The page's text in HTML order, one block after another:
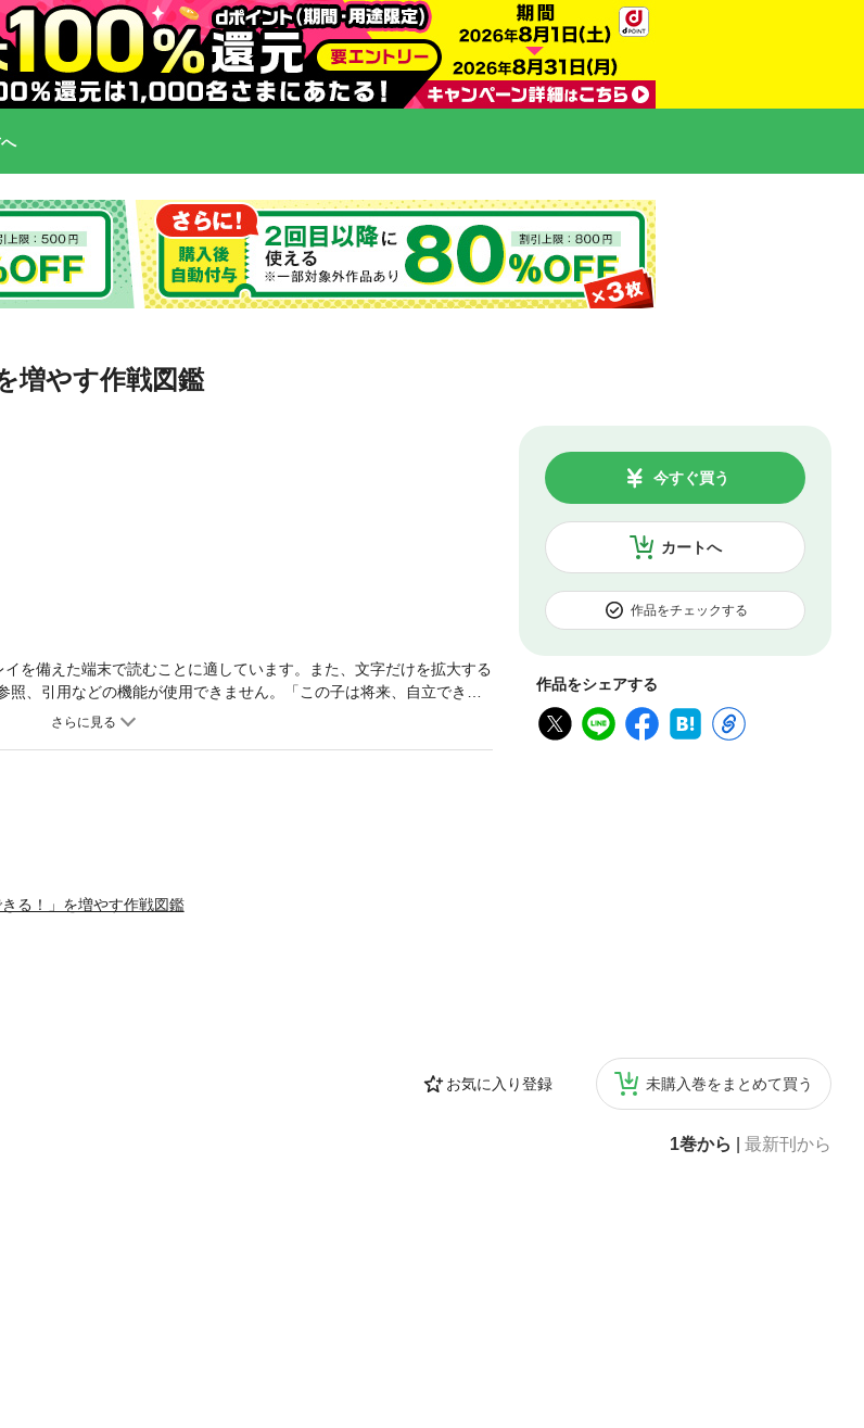
増やす作戦図鑑
カートへ
今すぐ買う
作品をチェックする
作品をシェアする
お気に入り登録 未購入巻をまとめて買う
1巻から 最新刊から
を備えた端末で読むことに適しています。また、文字だけを拡大する
、引用などの機能が使用できません。「この子は将来、自立できる
「仕事に就けるだろうか」……子を持つ親なら誰もがそう心配になる
し方を教えます。国際的にもよく知られたＡＢＡ（応用行動分析）
いところを上手に取り入れた「作戦」を、250点を超えるイラストで
持ちを静める ・こだわりを緩和する・自分の役割を果たす・上手
でマナーを守る ・交通機関を利用する・一人で買い物をする・性被
る！」を増やす作戦図鑑